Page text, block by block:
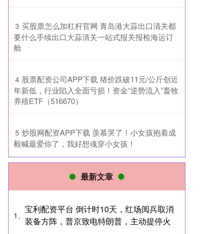
3 ​买股票怎么加杠杆官网 青岛港大蒜出口清关都
要什么手续出口大蒜清关一站式报关报检海运订
舱
4 ​股票配资公司APP下载 猪价跌破11元/公斤创近
年新低，行业陷入全面亏损！资金“逆势流入”畜牧
养殖ETF（516670）
5 ​炒股网配资APP下载 羡慕哭了！小女孩抱着成
毅喊最爱你了，我好想魂穿小女孩！
最新文章
1、
宝利配资平台 倒计时10天，红场阅兵取消
装备方阵，普京致电特朗普，主动提停火